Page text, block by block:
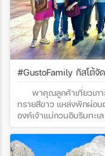
#GustoFamily กัสโต้จั
พาคุณลูกค้าเที่ยวเกา
ทรายสีขาว แหล่งพักผ่อน
องค์เจ้าแม่กวนอิมริมทะเ
อีกด้วยค่ะ ขอขอบพระคุ
นะคะที่ไว้วางใจเดินทางท่
คุณธรรมไหโข่ว ซานย่า